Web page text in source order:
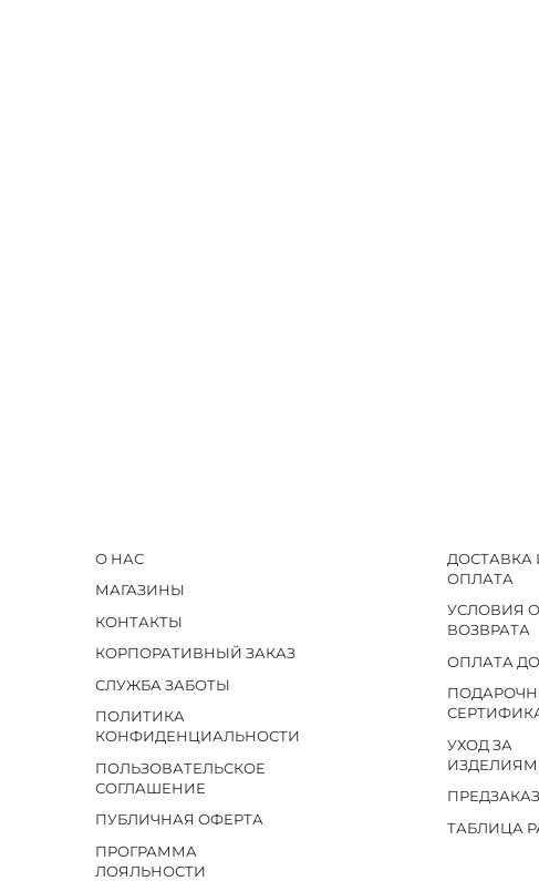
О НАС
МАГАЗИНЫ
КОНТАКТЫ
КОРПОРАТИВНЫЙ ЗАКАЗ
СЛУЖБА ЗАБОТЫ
ПОЛИТИКА
КОНФИДЕНЦИАЛЬНОСТИ
ПОЛЬЗОВАТЕЛЬСКОЕ
СОГЛАШЕНИЕ
ПУБЛИЧНАЯ ОФЕРТА
ПРОГРАММА
ЛОЯЛЬНОСТИ
ДОСТАВКА
ОПЛАТА
УСЛОВИЯ
ВОЗВРАТА
ОПЛАТА
УХОД ЗА
ПРЕДЗАКАЗ
ТАБЛИЦА